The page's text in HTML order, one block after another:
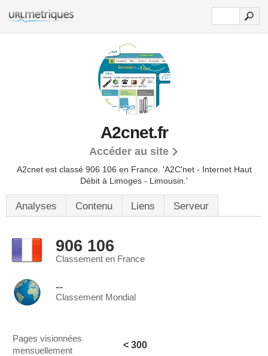
A2cnet.fr
Accéder au site
A2cnet est classé 906 106 en France. 'A2C'net - Internet Haut
Débit à Limoges - Limousin.'
Analyses Contenu Liens Serveur
906 106
Classement en France
--
Classement Mondial
Pages visionnées
mensuellement
< 300